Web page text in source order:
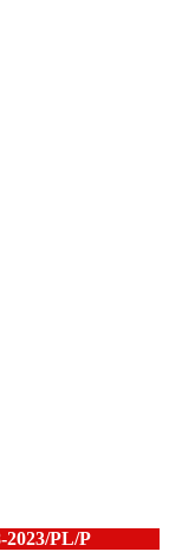
PL/P